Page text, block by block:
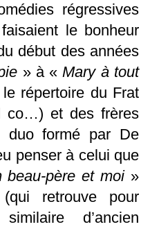
régressives
le bonheur
début des années
» à «Mary à tout
répertoire du Frat
co…) et des frères
duo formé par De
penser à celui que
beau-père et moi »
retrouve pour
d’ancien